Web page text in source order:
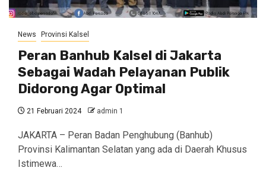
News Provinsi Kalsel
Peran Banhub Kalsel di Jakarta
Sebagai Wadah Pelayanan Publik
Didorong Agar Optimal
21 Februari 2024 admin 1
JAKARTA – Peran Badan Penghubung (Banhub)
Provinsi Kalimantan Selatan yang ada di Daerah Khusus
Istimewa…